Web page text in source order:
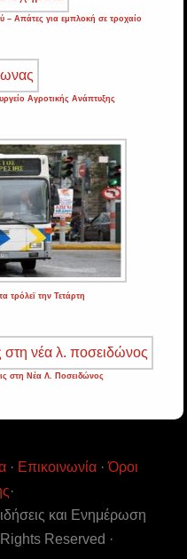
– Απάτες για εμπλοκή σε τροχαίο
Αγροτικής Ανάπτυξης
τρόλεϊ την Τετάρτη
στη Νέα Λ. Ποσειδώνος
· Επικοινωνία ·Όροι
·
και Ενημέρωση
Rights Reserved ·